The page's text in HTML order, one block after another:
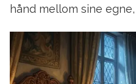
hånd mellom sine